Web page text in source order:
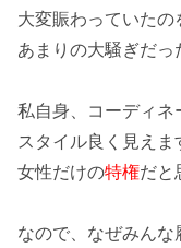
大変賑わっていたの
あまりの大騒ぎだっ
私自身、 コーディネ
スタイル良く 見えま
女性だけの特権だと
なので、なぜみんな